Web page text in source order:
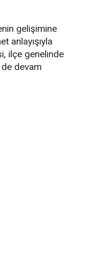
gelişimine
anlayışıyla
ilçe genelinde
devam